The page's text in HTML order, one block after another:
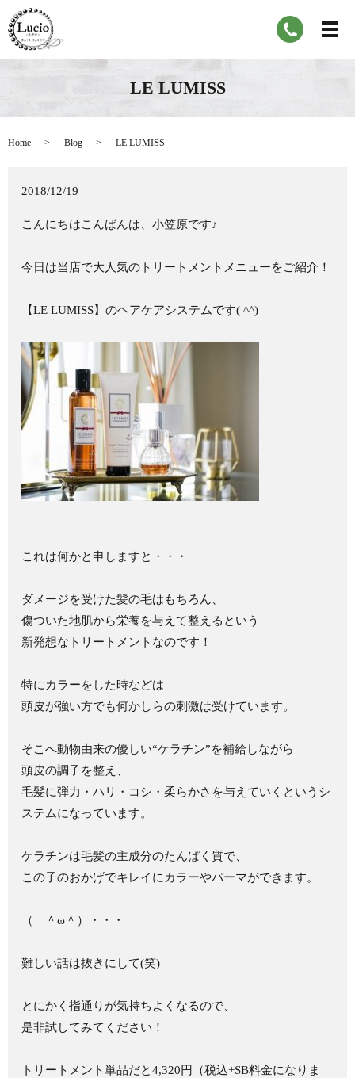
LE LUMISS
Home Blog LE LUMISS
2018/12/19
こんにちはこんばんは、小笠原です♪
今日は当店で大人気のトリートメントメニューをご紹介！
【LE LUMISS】のヘアケアシステムです( ^^)
これは何かと申しますと・・・
ダメージを受けた髪の毛はもちろん、
傷ついた地肌から栄養を与えて整えるという
新発想なトリートメントなのです！
特にカラーをした時などは
頭皮が強い方でも何かしらの刺激は受けています。
そこへ動物由来の優しい“ケラチン”を補給しながら
頭皮の調子を整え、
毛髪に弾力・ハリ・コシ・柔らかさを与えていくというシ
ステムになっています。
ケラチンは毛髪の主成分のたんぱく質で、
この子のおかげでキレイにカラーやパーマができます。
（ ＾ω＾）・・・
難しい話は抜きにして(笑)
とにかく指通りが気持ちよくなるので、
是非試してみてください！
トリートメント単品だと4,320円（税込+SB料金になりま